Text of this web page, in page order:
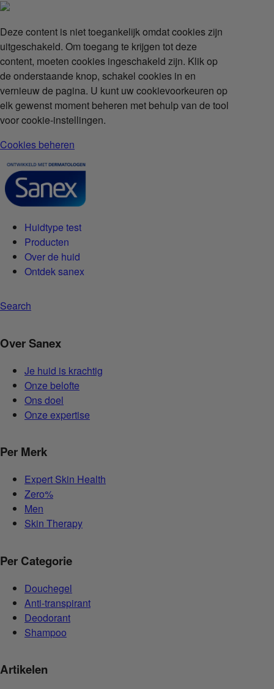
Deze content is niet toegankelijk omdat cookies zijn
uitgeschakeld. Om toegang te krijgen tot deze
content, moeten cookies ingeschakeld zijn. Klik op
de onderstaande knop, schakel cookies in en
vernieuw de pagina. U kunt uw cookievoorkeuren op
elk gewenst moment beheren met behulp van de tool
voor cookie-instellingen.
Cookies beheren
Huidtype test
Producten
Over de huid
Ontdek sanex
Search
Over Sanex
Je huid is krachtig
Onze belofte
Ons doel
Onze expertise
Per Merk
Expert Skin Health
Zero%
Men
Skin Therapy
Per Categorie
Douchegel
Anti-transpirant
Deodorant
Shampoo
Artikelen